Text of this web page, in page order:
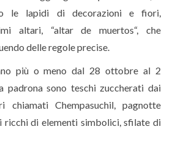
le lapidi di decorazioni e fiori,
altari, “altar de muertos“, che
delle regole precise.
più o meno dal 28 ottobre al 2
padrona sono teschi zuccherati dai
chiamati Chempasuchil, pagnotte
ricchi di elementi simbolici, sfilate di